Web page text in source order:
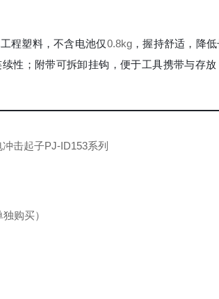
程塑料，不含电池仅0.8kg，握持舒适，降
性；附带可拆卸挂钩，便于工具携带与存放
购买）